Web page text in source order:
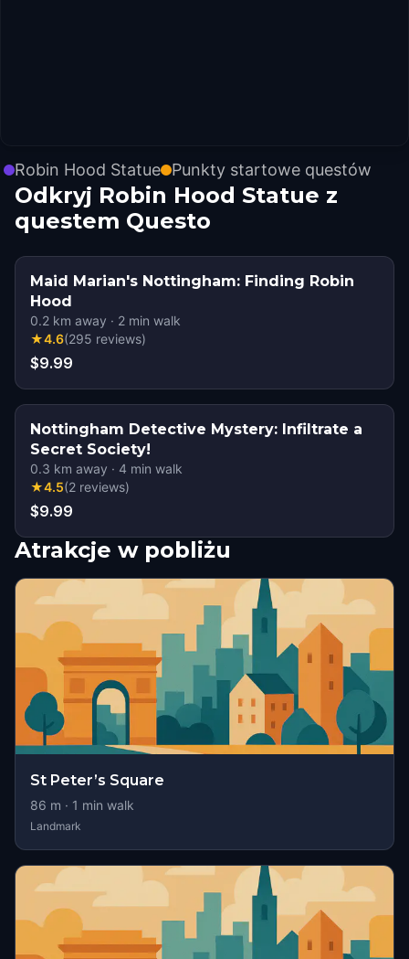
Robin Hood Statue Punkty startowe questów
Odkryj Robin Hood Statue z
questem Questo
Maid Marian's Nottingham: Finding Robin
Hood
0.2 km away · 2 min walk
★4.6(295 reviews)
$9.99
Nottingham Detective Mystery: Infiltrate a
Secret Society!
0.3 km away · 4 min walk
★4.5(2 reviews)
$9.99
Atrakcje w pobliżu
St Peter’s Square
86 m · 1 min walk
Landmark